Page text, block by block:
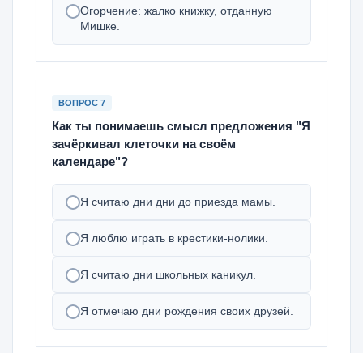
Огорчение: жалко книжку, отданную
Мишке.
ВОПРОС 7
Как ты понимаешь смысл предложения "Я
зачёркивал клеточки на своём
календаре"?
Я считаю дни дни до приезда мамы.
Я люблю играть в крестики-нолики.
Я считаю дни школьных каникул.
Я отмечаю дни рождения своих друзей.